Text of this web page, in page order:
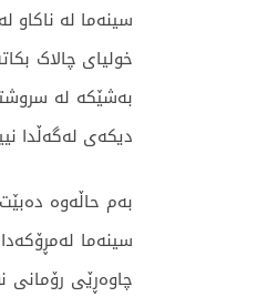
سینەما لە ناکاو
خولیای چالاک
بەشێکە لە
دیکەی لەگەڵدا
بەم حاڵەوە
سینەما
چاوەڕێی رۆمانی